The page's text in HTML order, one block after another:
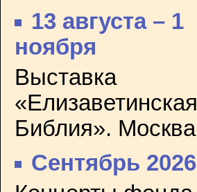
13 августа – 1
ноября
Выставка
«Елизаветинская
Библия». Москва
Сентябрь 2026